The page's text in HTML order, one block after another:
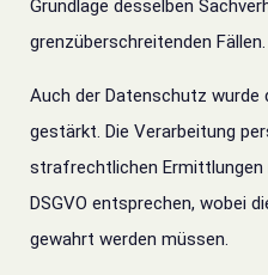
Grundlage desselben
grenzüberschreitenden Fällen.
Auch der Datenschutz wurde
gestärkt. Die Verarbeitung
strafrechtlichen
DSGVO entsprechen, wobei
gewahrt werden müssen.